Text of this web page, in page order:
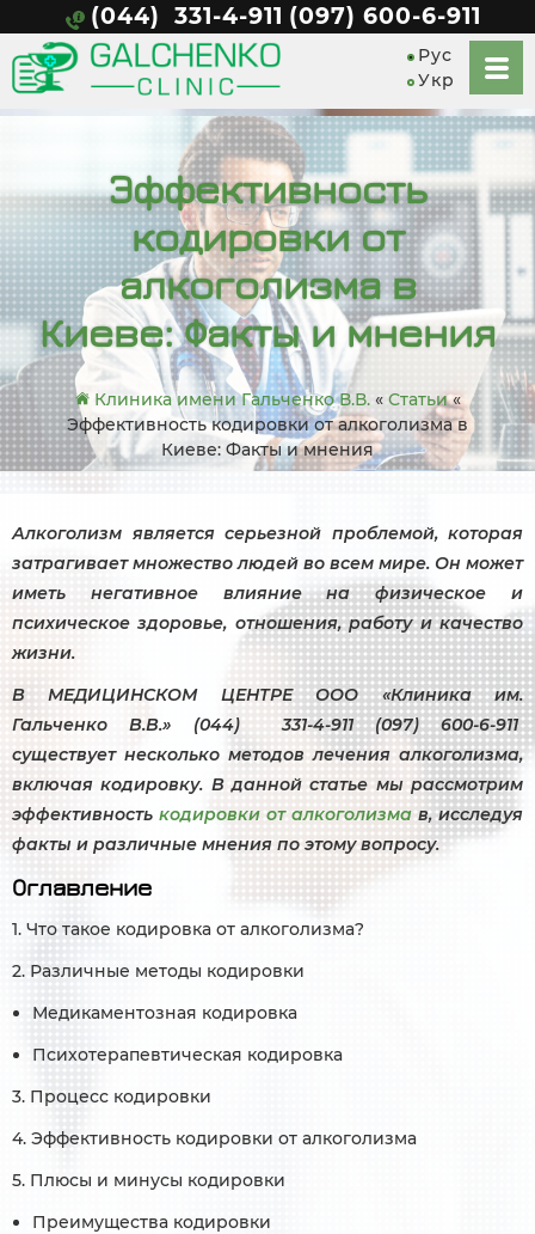
(044) 331-4-911 (097) 600-6-911
Рус
Укр
Эффективность
кодировки от
алкоголизма в
Киеве: Факты и мнения
Клиника имени Гальченко В.В.« Статьи«
Эффективность кодировки от алкоголизма в
Киеве: Факты и мнения
Алкоголизм является серьезной проблемой, которая
затрагивает множество людей во всем мире. Он может
иметь негативное влияние на физическое и
психическое здоровье, отношения, работу и качество
жизни.
В МЕДИЦИНСКОМ ЦЕНТРЕ ООО «Клиника им.
Гальченко В.В.» (044) 331-4-911 (097) 600-6-911
существует несколько методов лечения алкоголизма,
включая кодировку. В данной статье мы рассмотрим
эффективность кодировки от алкоголизмав, исследуя
факты и различные мнения по этому вопросу.
Оглавление
1. Что такое кодировка от алкоголизма?
2. Различные методы кодировки
Медикаментозная кодировка
Психотерапевтическая кодировка
3. Процесс кодировки
4. Эффективность кодировки от алкоголизма
5. Плюсы и минусы кодировки
Преимущества кодировки